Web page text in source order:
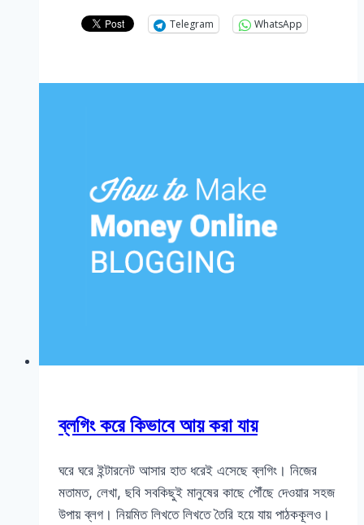
Telegram WhatsApp
ব্লগিং করে কিভাবে আয় করা যায়
ঘরে ঘরে ইন্টারনেট আসার হাত ধরেই এসেছে ব্লগিং। নিজের
মতামত, লেখা, ছবি সবকিছুই মানুষের কাছে পৌঁছে দেওয়ার সহজ
উপায় ব্লগ। নিয়মিত লিখতে লিখতে তৈরি হয়ে যায় পাঠককূলও।